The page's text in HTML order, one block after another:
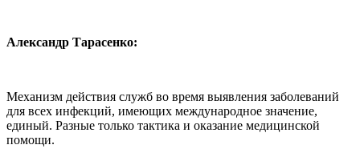
Александр Тарасенко:
Механизм действия служб во время выявления заболеваний
для всех инфекций, имеющих международное значение,
единый. Разные только тактика и оказание медицинской
помощи.